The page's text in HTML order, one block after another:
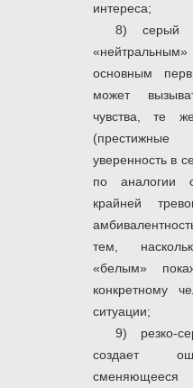
интереса;
8) серый
основным
может
чувства, те
уверенность в
по
крайней
тем,
«белым»
конкретному
ситуации;
9) резко-
создает